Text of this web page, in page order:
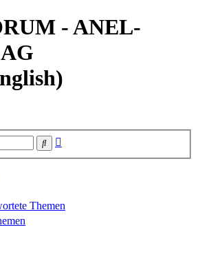
- ANEL-
Suche
Themen